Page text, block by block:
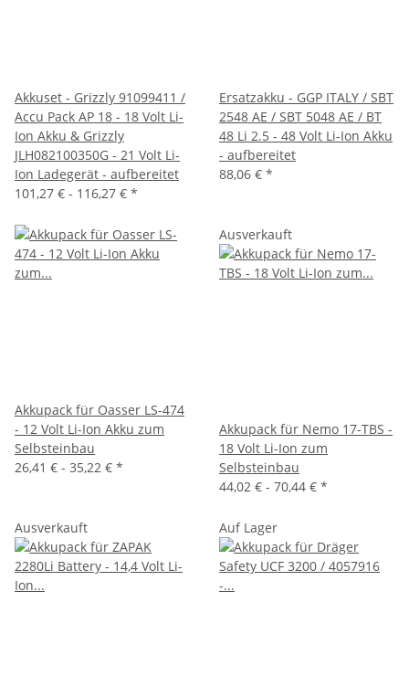
Akkuset - Grizzly 91099411 /
Accu Pack AP 18 - 18 Volt Li-
Ion Akku & Grizzly
JLH082100350G - 21 Volt Li-
Ion Ladegerät - aufbereitet
101,27 € - 116,27 € *
Ersatzakku - GGP ITALY / SBT
2548 AE / SBT 5048 AE / BT
48 Li 2.5 - 48 Volt Li-Ion Akku
- aufbereitet
88,06 € *
Akkupack für Oasser LS-474
- 12 Volt Li-Ion Akku zum
Selbsteinbau
26,41 € - 35,22 € *
Ausverkauft
Akkupack für Nemo 17-TBS -
18 Volt Li-Ion zum
Selbsteinbau
44,02 € - 70,44 € *
Ausverkauft Auf Lager